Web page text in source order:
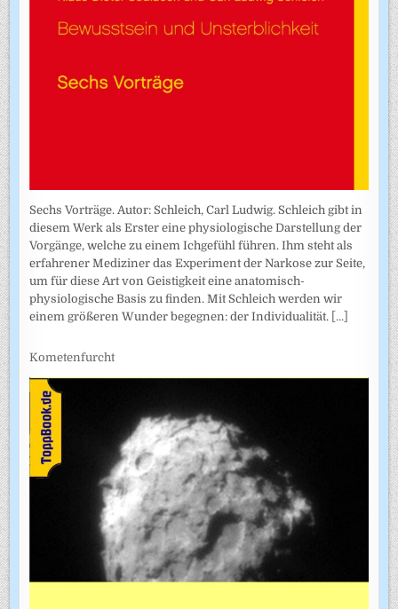
Sechs Vorträge. Autor: Schleich, Carl Ludwig. Schleich gibt in
diesem Werk als Erster eine physiologische Darstellung der
Vorgänge, welche zu einem Ichgefühl führen. Ihm steht als
erfahrener Mediziner das Experiment der Narkose zur Seite,
um für diese Art von Geistigkeit eine anatomisch-
physiologische Basis zu finden. Mit Schleich werden wir
einem größeren Wunder begegnen: der Individualität. [...]
Kometenfurcht